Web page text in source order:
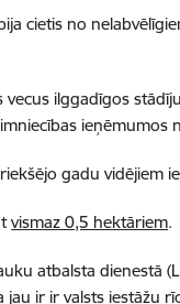
cietis no
ilggadīgos
ieņēmumos
gadu vidējiem
vismaz 0,5 hektāriem.
atbalsta dienestā
ir ir valsts iestāžu